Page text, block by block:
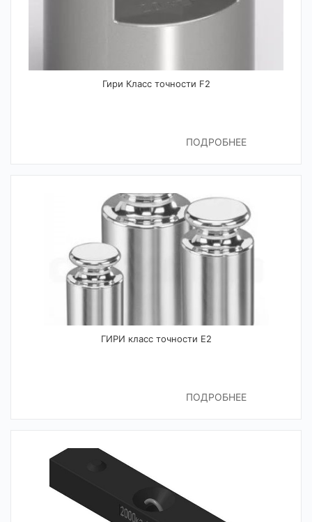
Гири Класс точности F2
ПОДРОБНЕЕ
ГИРИ класс точности Е2
ПОДРОБНЕЕ